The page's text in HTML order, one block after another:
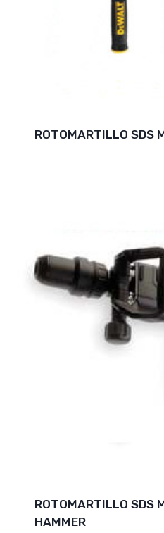
ROTOMARTILLO SDS
ROTOMARTILLO SDS
HAMMER